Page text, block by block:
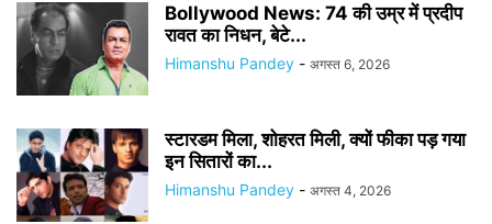
Bollywood News: 74 की उम्र में प्रदीप
रावत का निधन, बेटे...
Himanshu Pandey - अगस्त 6, 2026
स्टारडम मिला, शोहरत मिली, क्यों फीका पड़ गया
इन सितारों का...
Himanshu Pandey - अगस्त 4, 2026